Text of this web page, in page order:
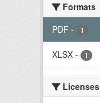
Formats
PDF - 1
XLSX - 1
Licenses